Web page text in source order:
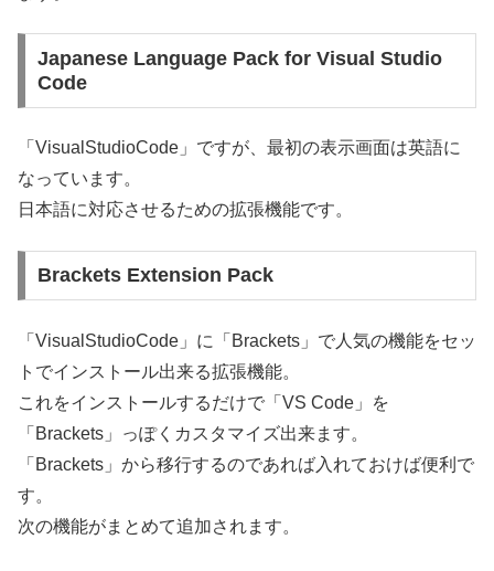
Japanese Language Pack for Visual Studio
Code
「VisualStudioCode」ですが、最初の表示画面は英語に
なっています。
日本語に対応させるための拡張機能です。
Brackets Extension Pack
「VisualStudioCode」に「Brackets」で人気の機能をセッ
トでインストール出来る拡張機能。
これをインストールするだけで「VS Code」を
「Brackets」っぽくカスタマイズ出来ます。
「Brackets」から移行するのであれば入れておけば便利で
す。
次の機能がまとめて追加されます。